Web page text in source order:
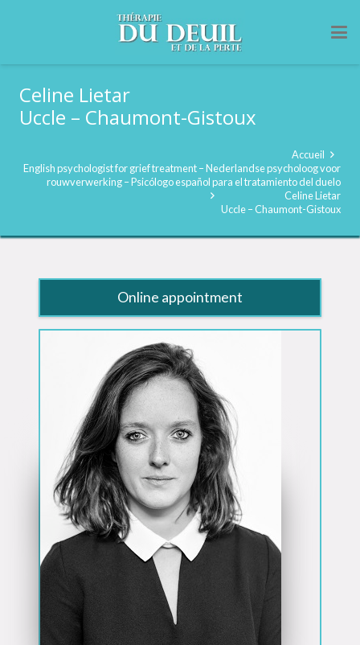
Celine Lietar
Uccle – Chaumont-Gistoux
Accueil
English psychologist for grief treatment – Nederlandse psycholoog voor
rouwverwerking – Psicólogo español para el tratamiento del duelo
Celine Lietar
Uccle – Chaumont-Gistoux
Online appointment